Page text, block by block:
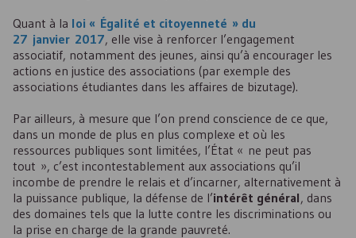
Quant à la loi « Égalité et citoyenneté » du
27 janvier 2017, elle vise à renforcer l’engagement
associatif, notamment des jeunes, ainsi qu’à encourager les
actions en justice des associations (par exemple des
associations étudiantes dans les affaires de bizutage).
Par ailleurs, à mesure que l’on prend conscience de ce que,
dans un monde de plus en plus complexe et où les
ressources publiques sont limitées, l’État « ne peut pas
tout », c’est incontestablement aux associations qu’il
incombe de prendre le relais et d’incarner, alternativement à
la puissance publique, la défense de l’intérêt général, dans
des domaines tels que la lutte contre les discriminations ou
la prise en charge de la grande pauvreté.